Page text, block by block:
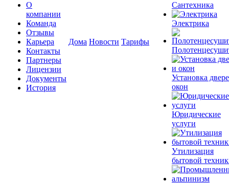
О
компании
Команда
Отзывы
Карьера
Контакты
Партнеры
Лицензии
Документы
История
Дома Новости Тарифы
Сантехника
Электрика
Установка
окон
Юридические
услуги
Утилизация
бытовой